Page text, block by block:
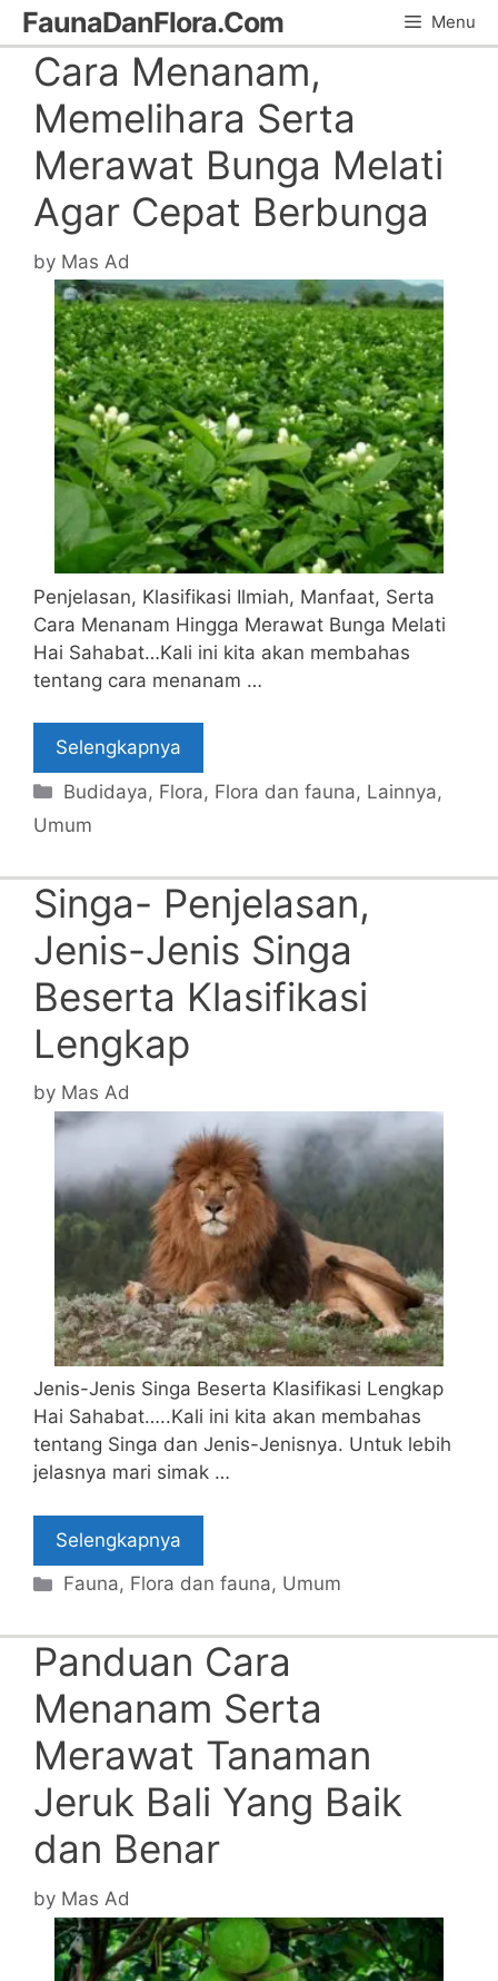
Skip
to
content
FaunaDanFlora.Com Menu
Cara Menanam,
Memelihara Serta
Merawat Bunga Melati
Agar Cepat Berbunga
by Mas Ad
Penjelasan, Klasifikasi Ilmiah, Manfaat, Serta
Cara Menanam Hingga Merawat Bunga Melati
Hai Sahabat…Kali ini kita akan membahas
tentang cara menanam …
Selengkapnya
Categories
Budidaya, Flora, Flora dan fauna, Lainnya,
Umum
Singa- Penjelasan,
Jenis-Jenis Singa
Beserta Klasifikasi
Lengkap
by Mas Ad
Jenis-Jenis Singa Beserta Klasifikasi Lengkap
Hai Sahabat…..Kali ini kita akan membahas
tentang Singa dan Jenis-Jenisnya. Untuk lebih
jelasnya mari simak …
Selengkapnya
Categories
Fauna, Flora dan fauna, Umum
Panduan Cara
Menanam Serta
Merawat Tanaman
Jeruk Bali Yang Baik
dan Benar
by Mas Ad